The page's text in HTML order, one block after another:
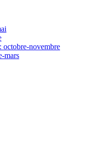
octobre-novembre
mars